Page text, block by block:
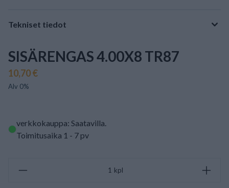
Tekniset tiedot
SISÄRENGAS 4.00X8 TR87
10,70 €
Alv 0%
verkkokauppa: Saatavilla.
Toimitusaika 1 - 7 pv
kpl